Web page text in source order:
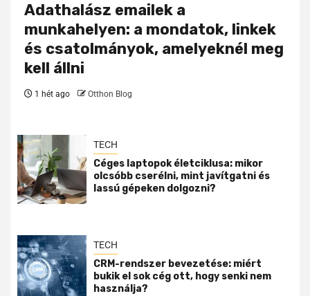
Adathalász emailek a
munkahelyen: a mondatok, linkek
és csatolmányok, amelyeknél meg
kell állni
1 hét ago Otthon Blog
TECH
Céges laptopok életciklusa: mikor
olcsóbb cserélni, mint javítgatni és
lassú gépeken dolgozni?
TECH
CRM-rendszer bevezetése: miért
bukik el sok cég ott, hogy senki nem
használja?